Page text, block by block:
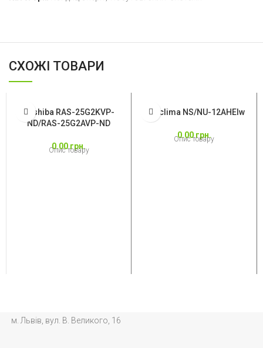
СХОЖІ ТОВАРИ
Toshiba RAS-25G2KVP-
ND/RAS-25G2AVP-ND
0.00 грн.
Опис товару
Neoclima NS/NU-12AHEIw
0.00 грн.
Опис товару
м. Львів, вул. В. Великого, 16